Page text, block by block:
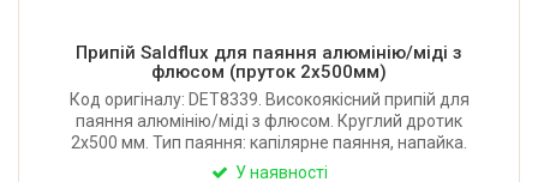
Припій Saldflux для паяння алюмінію/міді з
флюсом (пруток 2x500мм)
Код оригіналу: DET8339. Високоякісний припій для
паяння алюмінію/міді з флюсом. Круглий дротик
2x500 мм. Тип паяння: капілярне паяння, напайка.
Виробник: Saldflux (Італія).
У наявності